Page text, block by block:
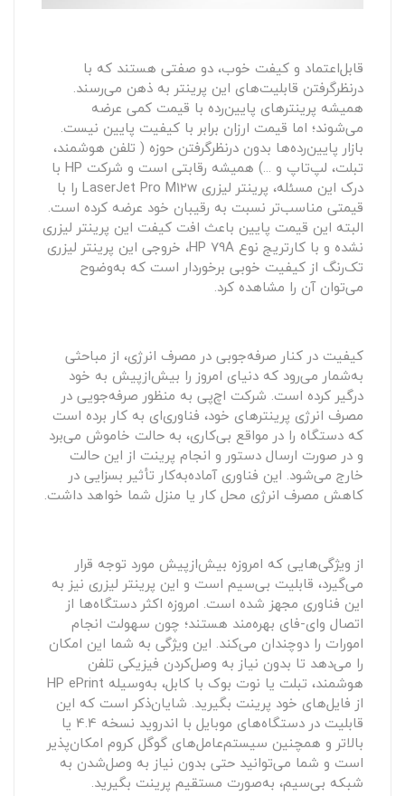
قابل‌اعتماد و کیفت خوب، دو صفتی هستند که با
درنظرگرفتن قابلیت‌های این پرینتر به ذهن می‌رسند.
همیشه پرینترهای پایین‌رده با قیمت کمی عرضه
می‌شوند؛ اما قیمت ارزان برابر با کیفیت پایین نیست.
بازار پایین‌رده‌ها بدون درنظرگرفتن حوزه ( تلفن هوشمند،
تبلت، لپ‌تاپ و ...) همیشه رقابتی است و شرکت HP با
درک این مسئله، پرینتر لیزری LaserJet Pro M12w را با
قیمتی مناسب‌تر نسبت به رقیبان خود عرضه کرده است.
البته این قیمت پایین باعث افت کیفت این پرینتر لیزری
نشده و با کارتریج نوع HP 79A، خروجی این پرینتر لیزری
تک‌رنگ از کیفیت خوبی برخوردار است که به‌وضوح
می‌توان آن را مشاهده کرد.
کیفیت در کنار صرفه‌جوبی در مصرف انرژی، از مباحثی
به‌شمار می‌رود که دنیای امروز را بیش‌ازپیش به خود
درگیر کرده است. شرکت اچ‌پی به‌ منظور صرفه‌جویی در
مصرف انرژی پرینترهای خود، فناوری‌ای به کار برده است
که دستگاه را در مواقع بی‌کاری، به حالت خاموش می‌برد
و در صورت ارسال دستور و انجام پرینت از این حالت
خارج می‌شود. این فناوری آماده‌به‌کار تأثیر بسزایی در
کاهش مصرف انرژی محل کار یا منزل شما خواهد داشت.
از ویژگی‌هایی که امروزه بیش‌ازپیش مورد توجه قرار
می‌گیرد، قابلیت بی‌سیم است و این پرینتر لیزری نیز به
این فناوری مجهز شده است. امروزه اکثر دستگاه‌ها از
اتصال وای-فای بهره‌مند هستند؛ چون سهولت انجام
امورات را دوچندان می‌کند. این ویژگی به شما این امکان
را می‌دهد تا بدون نیاز به وصل‌کردن فیزیکی تلفن
هوشمند، تبلت یا نوت بوک با کابل، به‌وسیله HP ePrint
از فایل‌های خود پرینت بگیرید. شایان‌ذکر است که این
قابلیت در دستگاه‌های موبایل با اندروید نسخه 4.4 یا
بالاتر و همچنین سیستم‌عامل‌های گوگل کروم امکان‌پذیر
است و شما می‌توانید حتی بدون نیاز به وصل‌شدن به
شبکه بی‌سیم، به‌صورت مستقیم پرینت بگیرید.